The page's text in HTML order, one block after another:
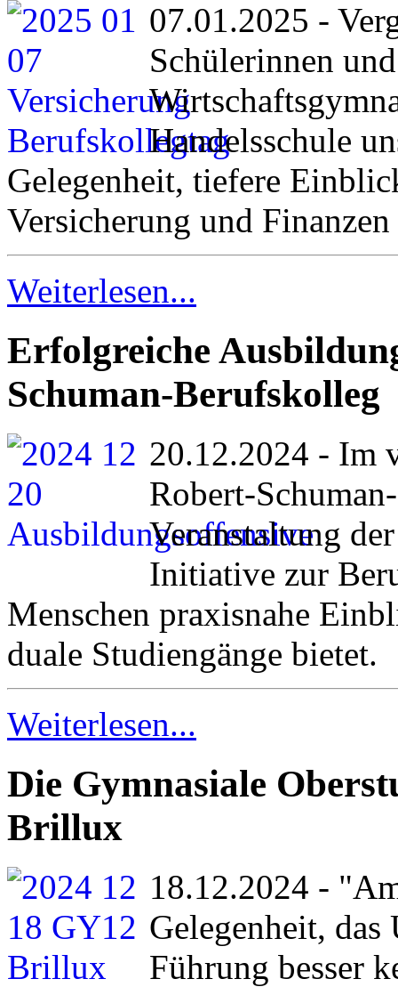
07.01.2025 -
Schülerinnen
Handelsschule
Gelegenheit, tiefere
Versicherung und
Weiterlesen...
Erfolgreiche
Schuman-Berufskolleg
20.12.2024 - Im
Robert-
Veranstaltung
Initiative zur
Menschen praxisnahe
duale Studiengänge bietet.
Weiterlesen...
Die Gymnasiale
Brillux
18.12.2024 -
Gelegenheit,
Führung besser